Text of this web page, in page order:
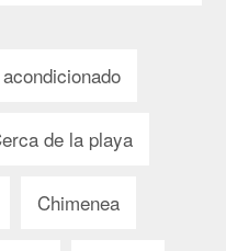
de la playa
Chimenea